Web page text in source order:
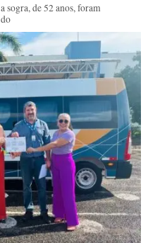
sogra, de 52 anos, foram